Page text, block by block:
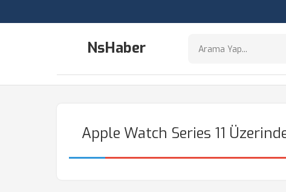
NsHaber
Apple Watch Series 11